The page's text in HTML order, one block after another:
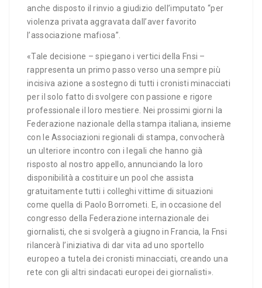
anche disposto il rinvio a giudizio dell’imputato “per
violenza privata aggravata dall’aver favorito
l’associazione mafiosa”.
«Tale decisione – spiegano i vertici della Fnsi –
rappresenta un primo passo verso una sempre più
incisiva azione a sostegno di tutti i cronisti minacciati
per il solo fatto di svolgere con passione e rigore
professionale il loro mestiere. Nei prossimi giorni la
Federazione nazionale della stampa italiana, insieme
con le Associazioni regionali di stampa, convocherà
un ulteriore incontro con i legali che hanno già
risposto al nostro appello, annunciando la loro
disponibilità a costituire un pool che assista
gratuitamente tutti i colleghi vittime di situazioni
come quella di Paolo Borrometi. E, in occasione del
congresso della Federazione internazionale dei
giornalisti, che si svolgerà a giugno in Francia, la Fnsi
rilancerà l’iniziativa di dar vita ad uno sportello
europeo a tutela dei cronisti minacciati, creando una
rete con gli altri sindacati europei dei giornalisti».